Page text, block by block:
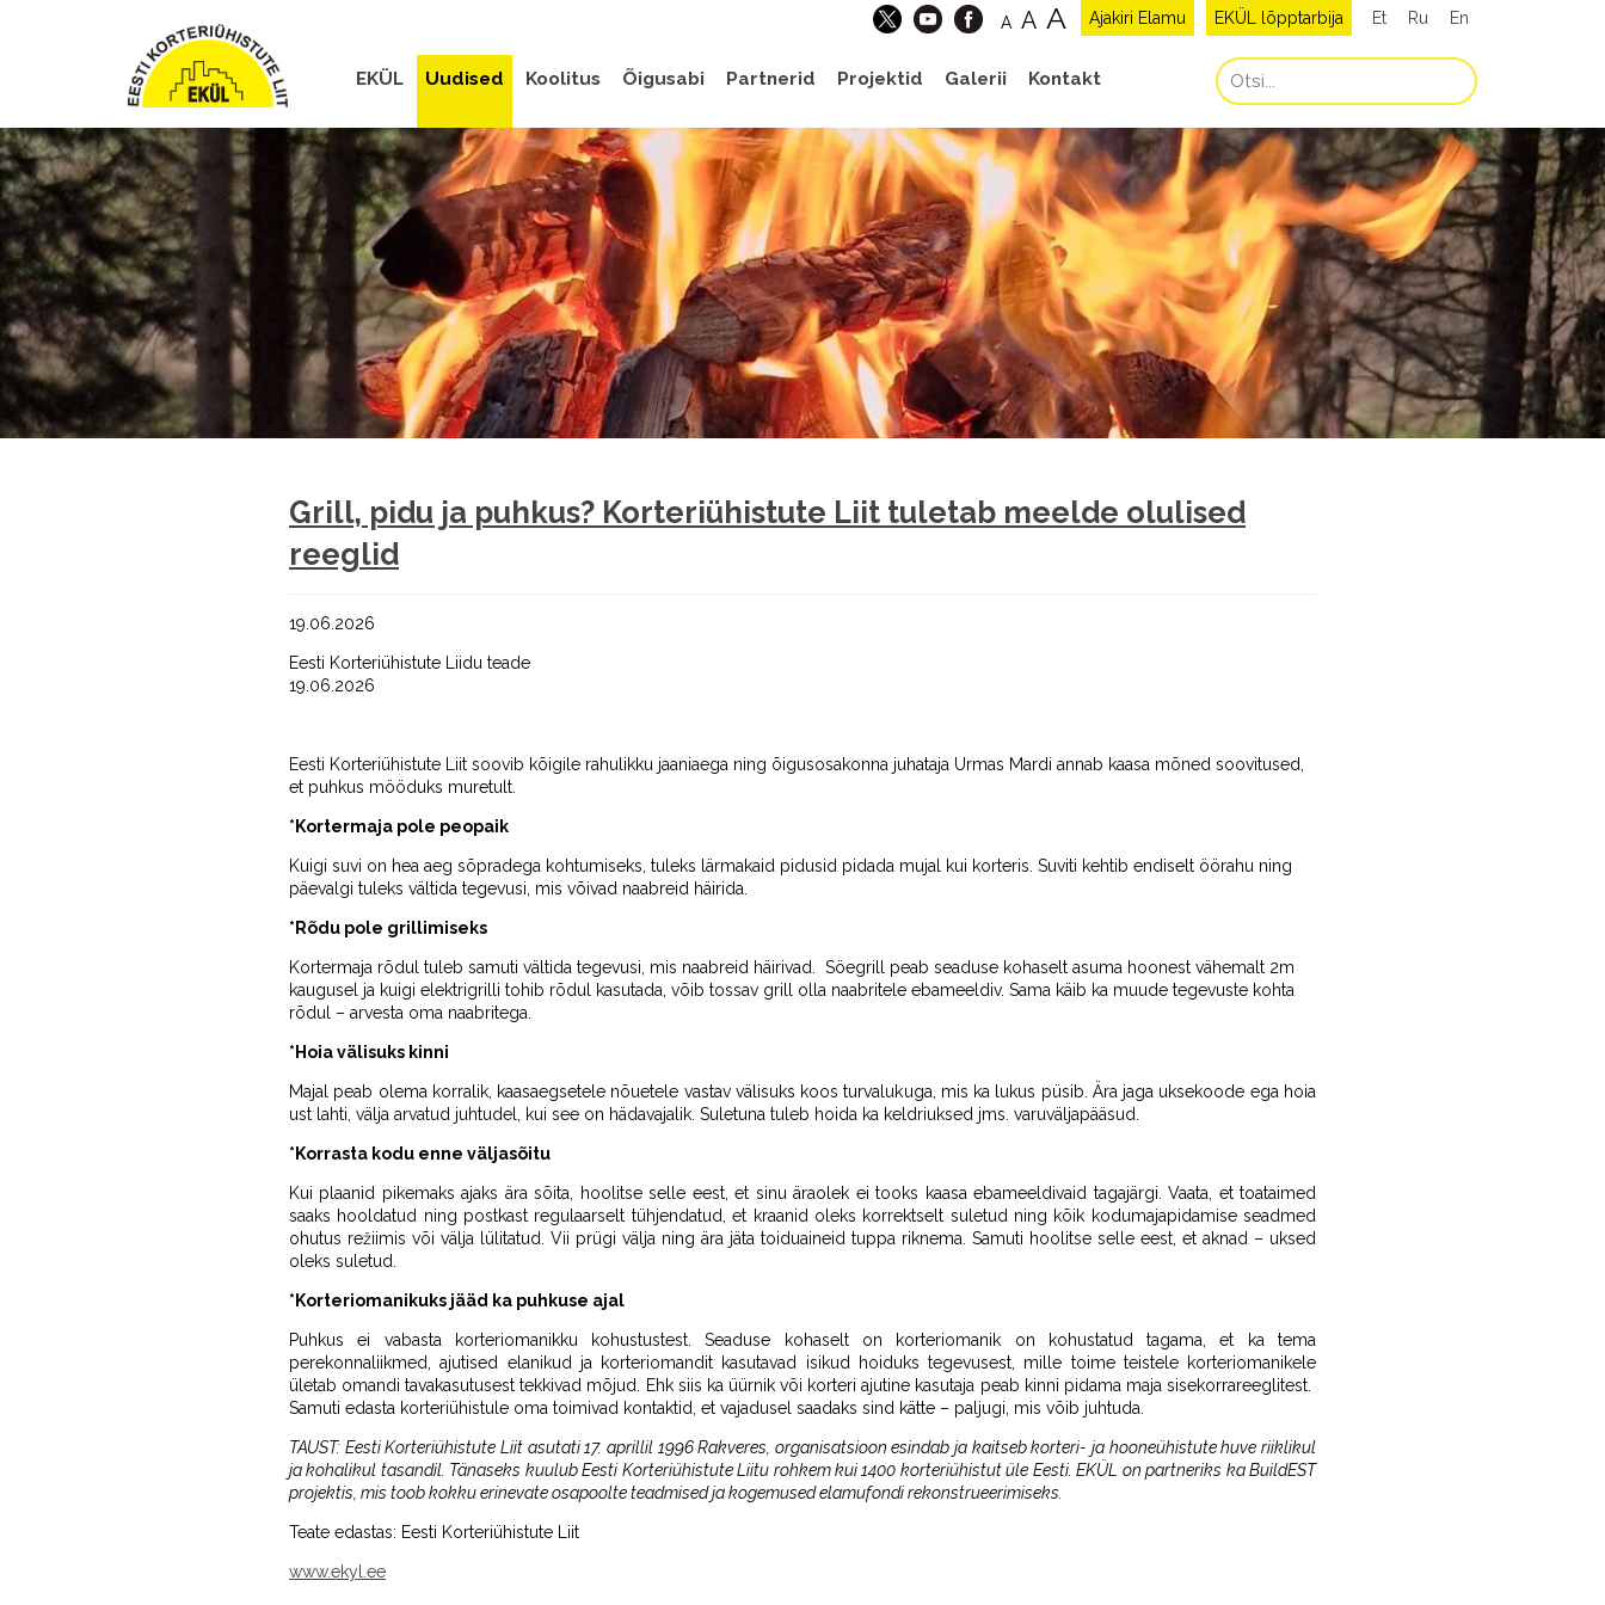
Et Ru En
EKÜL lõpptarbija
Ajakiri Elamu
A A A
EKÜL Uudised Koolitus Õigusabi Partnerid Projektid Galerii Kontakt
Grill, pidu ja puhkus? Korteriühistute Liit tuletab meelde olulised
reeglid
19.06.2026
Eesti Korteriühistute Liidu teade
19.06.2026
Eesti Korteriühistute Liit soovib kõigile rahulikku jaaniaega ning õigusosakonna juhataja Urmas Mardi annab kaasa mõned soovitused,
et puhkus mööduks muretult.
*Kortermaja pole peopaik
Kuigi suvi on hea aeg sõpradega kohtumiseks, tuleks lärmakaid pidusid pidada mujal kui korteris. Suviti kehtib endiselt öörahu ning
päevalgi tuleks vältida tegevusi, mis võivad naabreid häirida.
*Rõdu pole grillimiseks
Kortermaja rõdul tuleb samuti vältida tegevusi, mis naabreid häirivad. Söegrill peab seaduse kohaselt asuma hoonest vähemalt 2m
kaugusel ja kuigi elektrigrilli tohib rõdul kasutada, võib tossav grill olla naabritele ebameeldiv. Sama käib ka muude tegevuste kohta
rõdul – arvesta oma naabritega.
*Hoia välisuks kinni
Majal peab olema korralik, kaasaegsetele nõuetele vastav välisuks koos turvalukuga, mis ka lukus püsib. Ära jaga uksekoode ega hoia
ust lahti, välja arvatud juhtudel, kui see on hädavajalik. Suletuna tuleb hoida ka keldriuksed jms. varuväljapääsud.
*Korrasta kodu enne väljasõitu
Kui plaanid pikemaks ajaks ära sõita, hoolitse selle eest, et sinu äraolek ei tooks kaasa ebameeldivaid tagajärgi. Vaata, et toataimed
saaks hooldatud ning postkast regulaarselt tühjendatud, et kraanid oleks korrektselt suletud ning kõik kodumajapidamise seadmed
ohutus režiimis või välja lülitatud. Vii prügi välja ning ära jäta toiduaineid tuppa riknema. Samuti hoolitse selle eest, et aknad – uksed
oleks suletud.
*Korteriomanikuks jääd ka puhkuse ajal
Puhkus ei vabasta korteriomanikku kohustustest. Seaduse kohaselt on korteriomanik on kohustatud tagama, et ka tema
perekonnaliikmed, ajutised elanikud ja korteriomandit kasutavad isikud hoiduks tegevusest, mille toime teistele korteriomanikele
ületab omandi tavakasutusest tekkivad mõjud. Ehk siis ka üürnik või korteri ajutine kasutaja peab kinni pidama maja sisekorrareeglitest.
Samuti edasta korteriühistule oma toimivad kontaktid, et vajadusel saadaks sind kätte – paljugi, mis võib juhtuda.
TAUST: Eesti Korteriühistute Liit asutati 17. aprillil 1996 Rakveres, organisatsioon esindab ja kaitseb korteri- ja hooneühistute huve riiklikul
ja kohalikul tasandil. Tänaseks kuulub Eesti Korteriühistute Liitu rohkem kui 1400 korteriühistut üle Eesti. EKÜL on partneriks ka BuildEST
projektis, mis toob kokku erinevate osapoolte teadmised ja kogemused elamufondi rekonstrueerimiseks.
Teate edastas: Eesti Korteriühistute Liit
www.ekyl.ee